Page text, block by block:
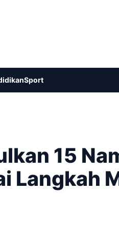
Sport
15
Langkah